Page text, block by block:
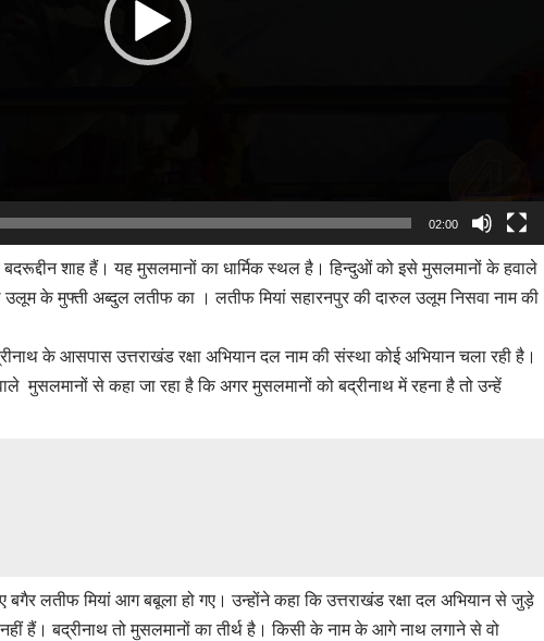
02:00
शाह हैं। यह मुसलमानों का धार्मिक स्थल है। हिन्दुओं को इसे मुसलमानों के हवाले
के मुफ्ती अब्दुल लतीफ का । लतीफ मियां सहारनपुर की दारुल उलूम निसवा नाम की
के आसपास उत्तराखंड रक्षा अभियान दल नाम की संस्था कोई अभियान चला रही है।
से कहा जा रहा है कि अगर मुसलमानों को बद्रीनाथ में रहना है तो उन्हें
बगैर लतीफ मियां आग बबूला हो गए। उन्होंने कहा कि उत्तराखंड रक्षा दल अभियान से जुड़े
हैं। बद्रीनाथ तो मुसलमानों का तीर्थ है। किसी के नाम के आगे नाथ लगाने से वो